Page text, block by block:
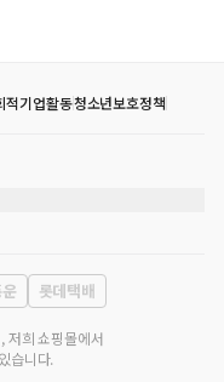
적기업활동청소년보호정책
롯데택배
저희 쇼핑몰에서
습니다.